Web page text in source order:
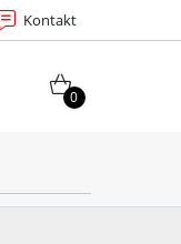
Kontakt
0